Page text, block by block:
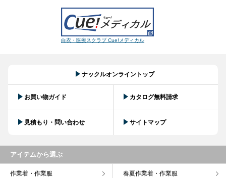
白衣・医療スクラブ Cue!メディカル
ナックルオンライントップ
お買い物ガイド カタログ無料請求
見積もり・問い合わせ サイトマップ
アイテムから選ぶ
作業着・作業服 春夏作業着・作業服